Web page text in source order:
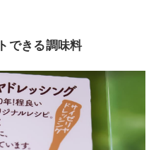
できる調味料